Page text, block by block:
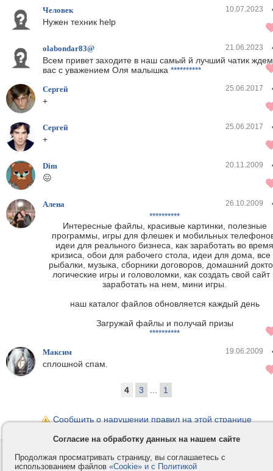
Человек 10.07.2023
Нужен техник help
olabondar83@ 21.06.2023
Всем привет заходите в наш самый й лучший чатик ждем
вас с уважением Оля малышка **********
Сергей 25.06.2017
+
Сергей 25.06.2017
+
Dim 20.11.2009
😖
Алена 26.10.2009
**********
Интересные файлы, красивые картинки, полезные
программы, игры для флешек и мобильных
идеи для реального бизнеса, как заработать во время
кризиса, обои для рабочего стола, идеи для дома, все
рыбалки, музыка, сборники договоров, домашний
логические игры и головоломки, как создать свой сайт
заработать на нем, мини игры.
наш каталог файлов обновляется каждый день
Загружай файлы и получай призы
**********
Максим 19.06.2009
сплошной спам.
4 3 1
Сообщить о нарушении правил на этой странице
Контакты
Компания
Privacy и Cookie
Правила и условия
Согласие на обработку данных на нашем сайте
Продолжая просматривать страницу, вы соглашаетесь с
использованием файлов «Cookie» и с Политикой